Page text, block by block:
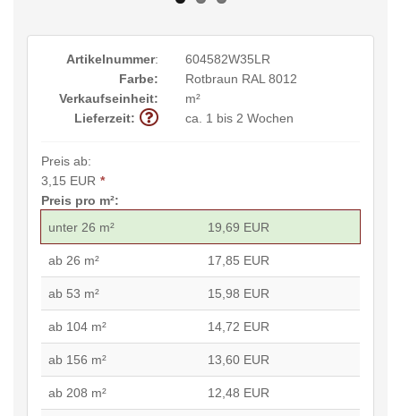
Artikelnummer:
604582W35LR
Farbe:
Rotbraun RAL 8012
Verkaufseinheit:
m²
Lieferzeit:
ca. 1 bis 2 Wochen
Preis ab:
3,15 EUR *
Preis pro m²:
unter 26 m²
19,69 EUR
ab 26 m² 17,85 EUR
ab 53 m² 15,98 EUR
ab 104 m² 14,72 EUR
ab 156 m² 13,60 EUR
ab 208 m² 12,48 EUR